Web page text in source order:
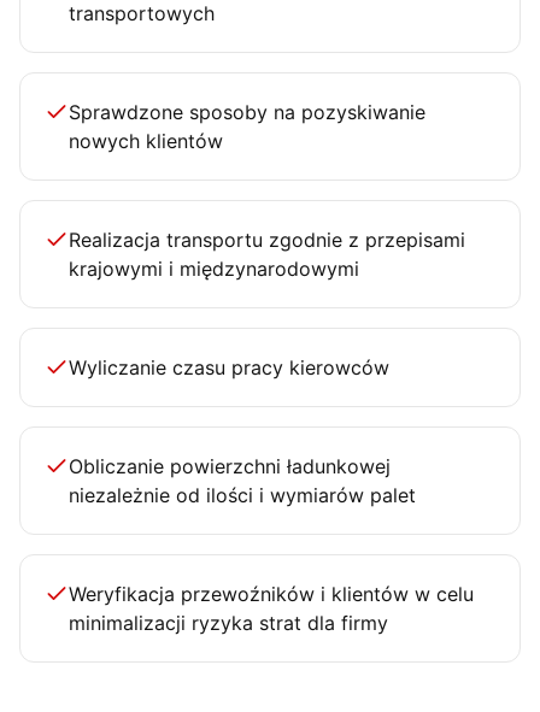
transportowych
Sprawdzone sposoby na pozyskiwanie
nowych klientów
Realizacja transportu zgodnie z przepisami
krajowymi i międzynarodowymi
Wyliczanie czasu pracy kierowców
Obliczanie powierzchni ładunkowej
niezależnie od ilości i wymiarów palet
Weryfikacja przewoźników i klientów w celu
minimalizacji ryzyka strat dla firmy